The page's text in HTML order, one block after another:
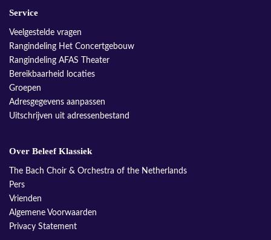
Service
Veelgestelde vragen
Rangindeling Het Concertgebouw
Rangindeling AFAS Theater
Bereikbaarheid locaties
Groepen
Adresgegevens aanpassen
Uitschrijven uit adressenbestand
Over Beleef Klassiek
The Bach Choir & Orchestra of the Netherlands
Pers
Vrienden
Algemene Voorwaarden
Privacy Statement